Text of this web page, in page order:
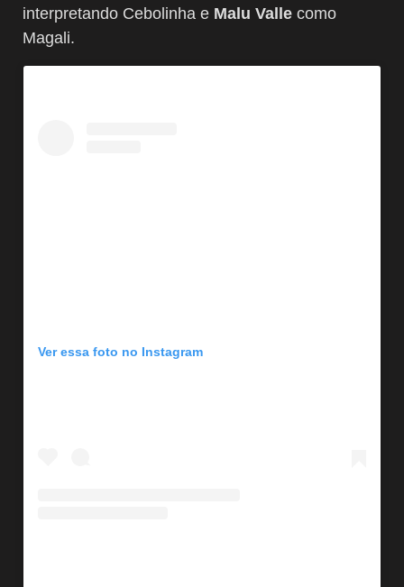
interpretando Cebolinha e Malu Valle como
Magali.
Ver essa foto no Instagram